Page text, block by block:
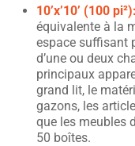
10’x’10’ (100 pi²):
équivalente à la
espace suffisant
d’une ou deux
principaux
grand lit, le
gazons, les
que les meubles
50 boîtes.